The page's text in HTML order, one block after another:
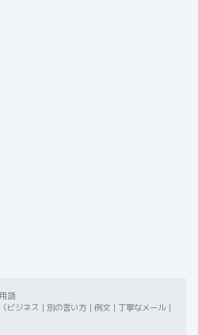
語
ビジネス｜別の言い方｜例文｜丁寧なメール｜